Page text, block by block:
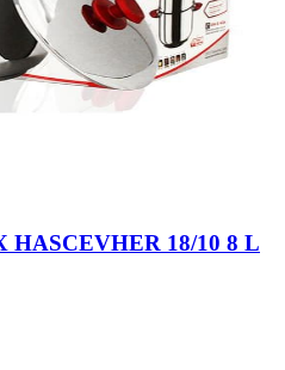
HASCEVHER 18/10 8 L